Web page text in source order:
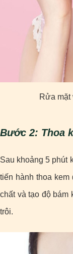
Rửa mặt
Bước 2: Thoa
Sau khoảng 5 phút
tiến hành thoa
chất và tạo độ bám
trôi.